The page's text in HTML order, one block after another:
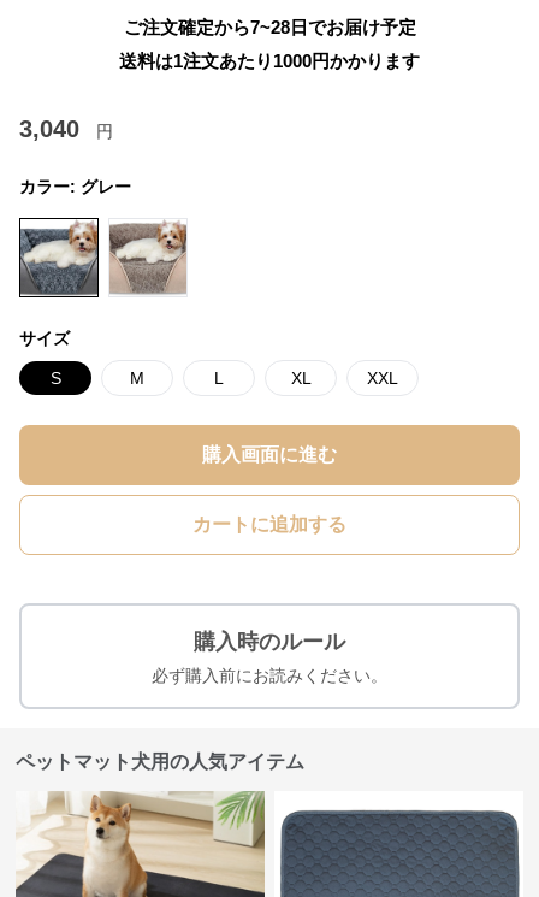
ご注文確定から7~28日でお届け予定
送料は1注文あたり 1000円かかります
3,040 円
カラー: グレー
サイズ
S M L XL XXL
購入画面に進む
カートに追加する
購入時のルール
必ず購入前にお読みください。
ペットマット犬用の人気アイテム